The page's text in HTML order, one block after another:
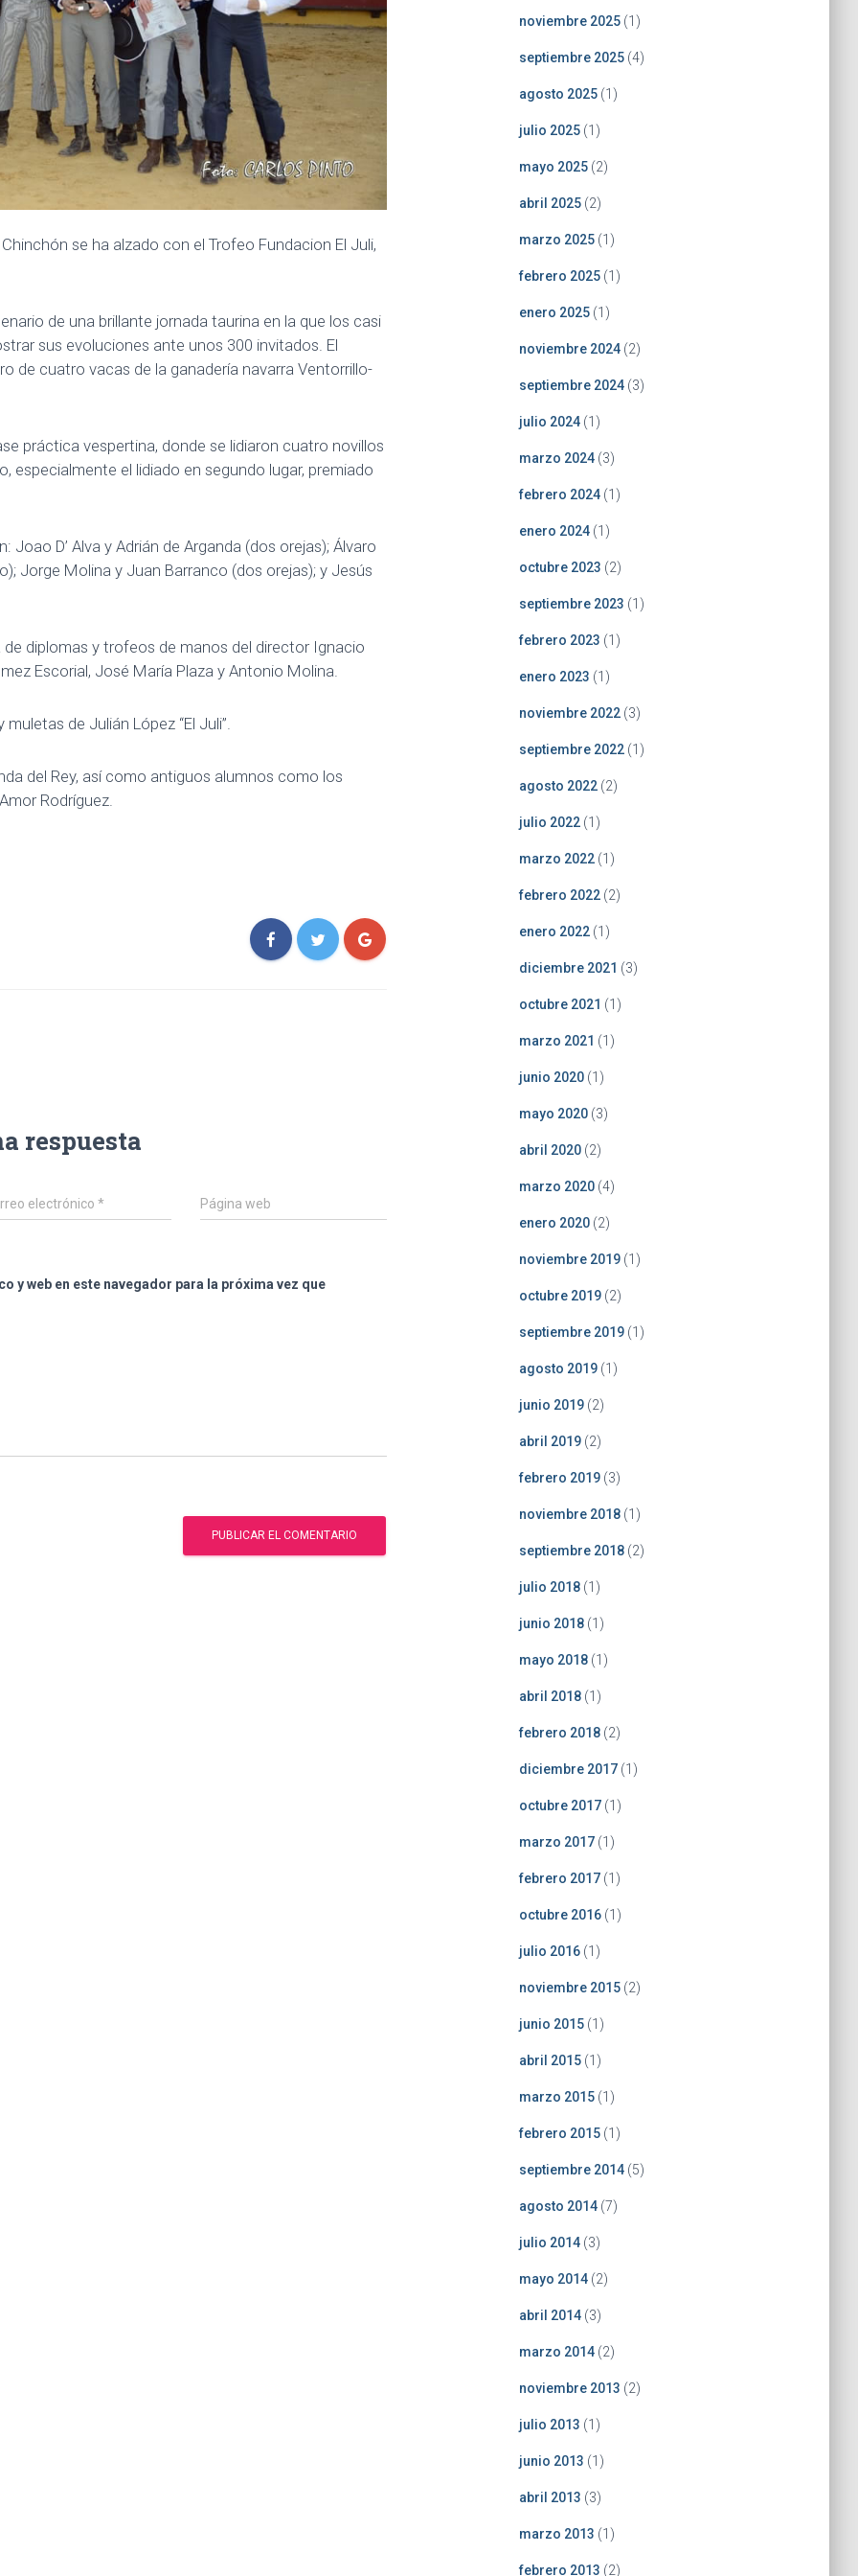
se ha alzado con el Trofeo Fundacion El Juli,
de una brillante jornada taurina en la que los casi
sus evoluciones ante unos 300 invitados. El
de cuatro vacas de la ganadería navarra Ventorrillo-
práctica vespertina, donde se lidiaron cuatro novillos
especialmente el lidiado en segundo lugar, premiado
D’ Alva y Adrián de Arganda (dos orejas); Álvaro
Jorge Molina y Juan Barranco (dos orejas); y Jesús
diplomas y trofeos de manos del director Ignacio
Escorial, José María Plaza y Antonio Molina.
de Julián López “El Juli”.
del Rey, así como antiguos alumnos como los
Rodríguez.
respuesta
electrónico* Página web
y web en este navegador para la próxima vez que
noviembre 2025(1)
septiembre 2025(4)
agosto 2025(1)
julio 2025(1)
mayo 2025(2)
abril 2025(2)
marzo 2025(1)
febrero 2025(1)
enero 2025(1)
noviembre 2024(2)
septiembre 2024(3)
julio 2024(1)
marzo 2024(3)
febrero 2024(1)
enero 2024(1)
octubre 2023 (2)
septiembre 2023 (1)
febrero 2023 (1)
enero 2023 (1)
noviembre 2022(3)
septiembre 2022(1)
agosto 2022(2)
julio 2022(1)
marzo 2022(1)
febrero 2022(2)
enero 2022(1)
diciembre 2021 (3)
octubre 2021 (1)
marzo 2021 (1)
junio 2020(1)
mayo 2020(3)
abril 2020(2)
marzo 2020(4)
enero 2020(2)
noviembre 2019(1)
octubre 2019(2)
septiembre 2019(1)
agosto 2019(1)
junio 2019(2)
abril 2019(2)
febrero 2019(3)
noviembre 2018(1)
septiembre 2018(2)
julio 2018(1)
junio 2018(1)
mayo 2018(1)
abril 2018(1)
febrero 2018(2)
diciembre 2017(1)
octubre 2017(1)
marzo 2017(1)
febrero 2017(1)
octubre 2016(1)
julio 2016(1)
noviembre 2015(2)
junio 2015(1)
abril 2015(1)
marzo 2015(1)
febrero 2015(1)
septiembre 2014(5)
agosto 2014(7)
julio 2014(3)
mayo 2014(2)
abril 2014(3)
marzo 2014(2)
noviembre 2013 (2)
julio 2013 (1)
junio 2013 (1)
abril 2013 (3)
marzo 2013 (1)
febrero 2013 (2)